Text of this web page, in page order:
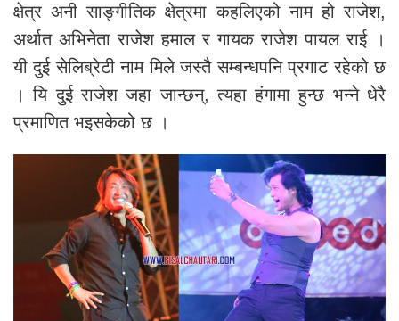
क्षेत्र अनी साङ्गीतिक क्षेत्रमा कहलिएको नाम हो राजेश,
अर्थात अभिनेता राजेश हमाल र गायक राजेश पायल राई ।
यी दुई सेलिब्रेटी नाम मिले जस्तै सम्बन्धपनि प्रगाट रहेको छ
। यि दुई राजेश जहा जान्छन्, त्यहा हंगामा हुन्छ भन्ने धेरै
प्रमाणित भइसकेको छ ।